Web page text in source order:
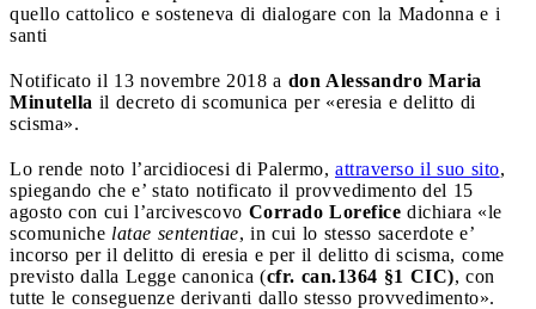
quello cattolico e sosteneva di dialogare con la Madonna e i
santi
Notificato il 13 novembre 2018 a don Alessandro Maria
Minutella il decreto di scomunica per «eresia e delitto di
scisma».
Lo rende noto l’arcidiocesi di Palermo, attraverso il suo sito,
spiegando che e’ stato notificato il provvedimento del 15
agosto con cui l’arcivescovo Corrado Lorefice dichiara «le
scomuniche latae sententiae, in cui lo stesso sacerdote e’
incorso per il delitto di eresia e per il delitto di scisma, come
previsto dalla Legge canonica (cfr. can.1364 §1 CIC), con
tutte le conseguenze derivanti dallo stesso provvedimento».